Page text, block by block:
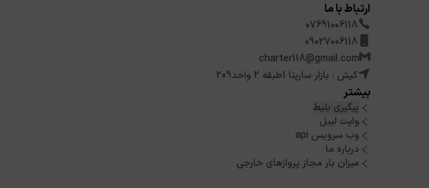
ارتباط با ما
07691006118
09027006118
charter118@gmail.com
کیش : بازار سارینا 1طبقه 2 واحد209
بیشتر
پیگیری بلیط
وایت لیبل
وب سرویس api
درباره ما
میزان بار مجاز پروازهای خارجی